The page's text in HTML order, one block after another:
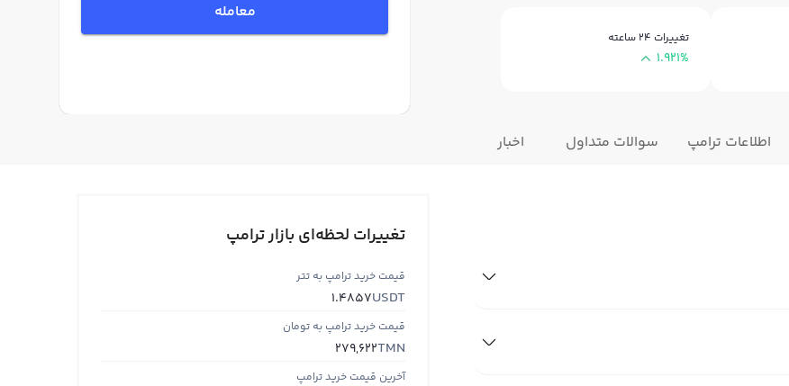
تغییرات ۲۴ ساعته
1.921%
معامله
اطلاعات ترامپ سوالات متداول اخبار
تغییرات لحظه‌ای بازار ترامپ
قیمت خرید ترامپ به تتر
USDT
1.4857
قیمت خرید ترامپ به تومان
TMN
279,622
آخرین قیمت خرید ترامپ